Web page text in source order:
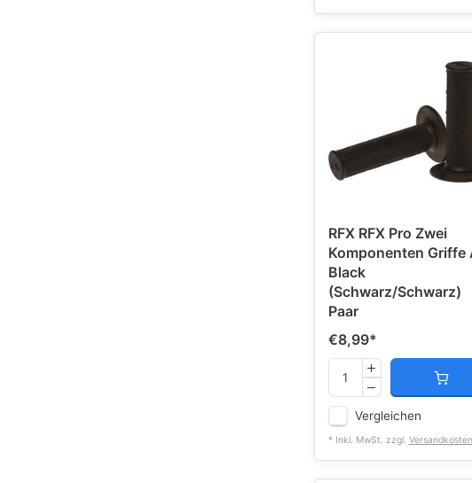
RFX RFX Pro Zwei
Komponenten Griffe
Black
(Schwarz/Schwarz)
Paar
€8,99*
Vergleichen
* Inkl. MwSt. zzgl. Versandkosten